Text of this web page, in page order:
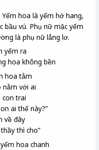
hoa là yếm hở hang,
bầu vú. Phụ nữ mặc yếm
là phụ nữ lẳng lơ.
yếm ra
hoa không bền
hoa tằm
nằm với ai
con trai
ai thế này?”
về đây
thì cho”
hoa chanh